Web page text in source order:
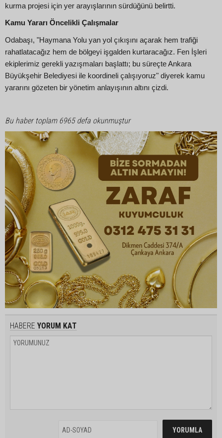
kurma projesi için yer arayışlarının sürdüğünü belirtti.
Kamu Yararı Öncelikli Çalışmalar
Odabaşı, "Haymana Yolu yan yol çıkışını açarak hem trafiği
rahatlatacağız hem de bölgeyi işgalden kurtaracağız. Fen İşleri
ekiplerimiz gerekli yazışmaları başlattı; bu süreçte Ankara
Büyükşehir Belediyesi ile koordineli çalışıyoruz" diyerek kamu
yararını gözeten bir yönetim anlayışının altını çizdi.
Bu haber toplam 6965 defa okunmuştur
HABERE YORUM KAT